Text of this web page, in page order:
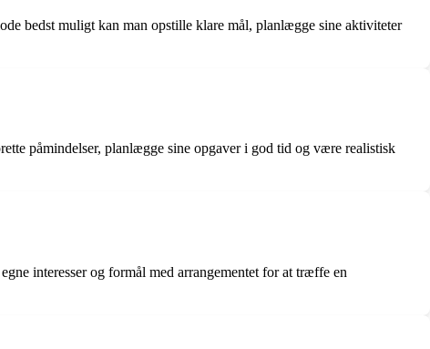
bedst muligt kan man opstille klare mål, planlægge sine aktiviteter
påmindelser, planlægge sine opgaver i god tid og være realistisk
interesser og formål med arrangementet for at træffe en